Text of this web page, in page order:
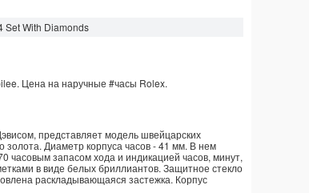
Set With Diamonds
Цена на наручные #часы Rolex.
представляет модель швейцарских
золота. Диаметр корпуса часов - 41 мм. В нем
часовым запасом хода и индикацией часов, минут,
в виде белых бриллиантов. Защитное стекло
раскладывающаяся застежка. Корпус